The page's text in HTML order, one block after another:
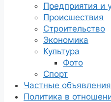
Предприятия и
Происшествия
Строительство
Экономика
Культура
Фото
Спорт
Частные объявления
Политика в